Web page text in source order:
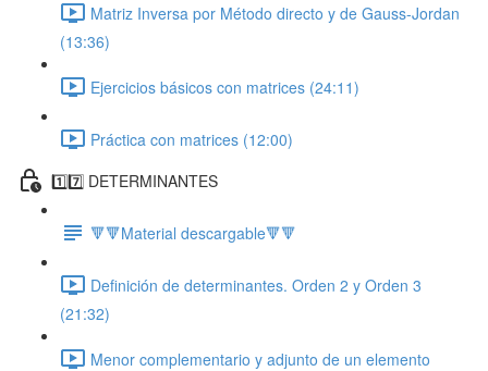
Matriz Inversa por Método directo y de Gauss-Jordan
(13:36)
Ejercicios básicos con matrices (24:11)
Práctica con matrices (12:00)
1️⃣7️⃣ DETERMINANTES
🔻🔻Material descargable🔻🔻
Definición de determinantes. Orden 2 y Orden 3
(21:32)
Menor complementario y adjunto de un elemento